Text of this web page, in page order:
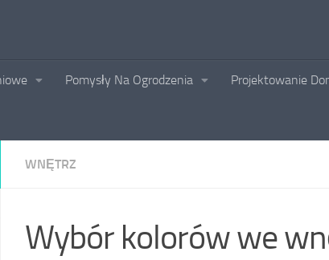
Pomysły Na Ogrodzenia Projektowanie
WNĘTRZ
Wybór kolorów we